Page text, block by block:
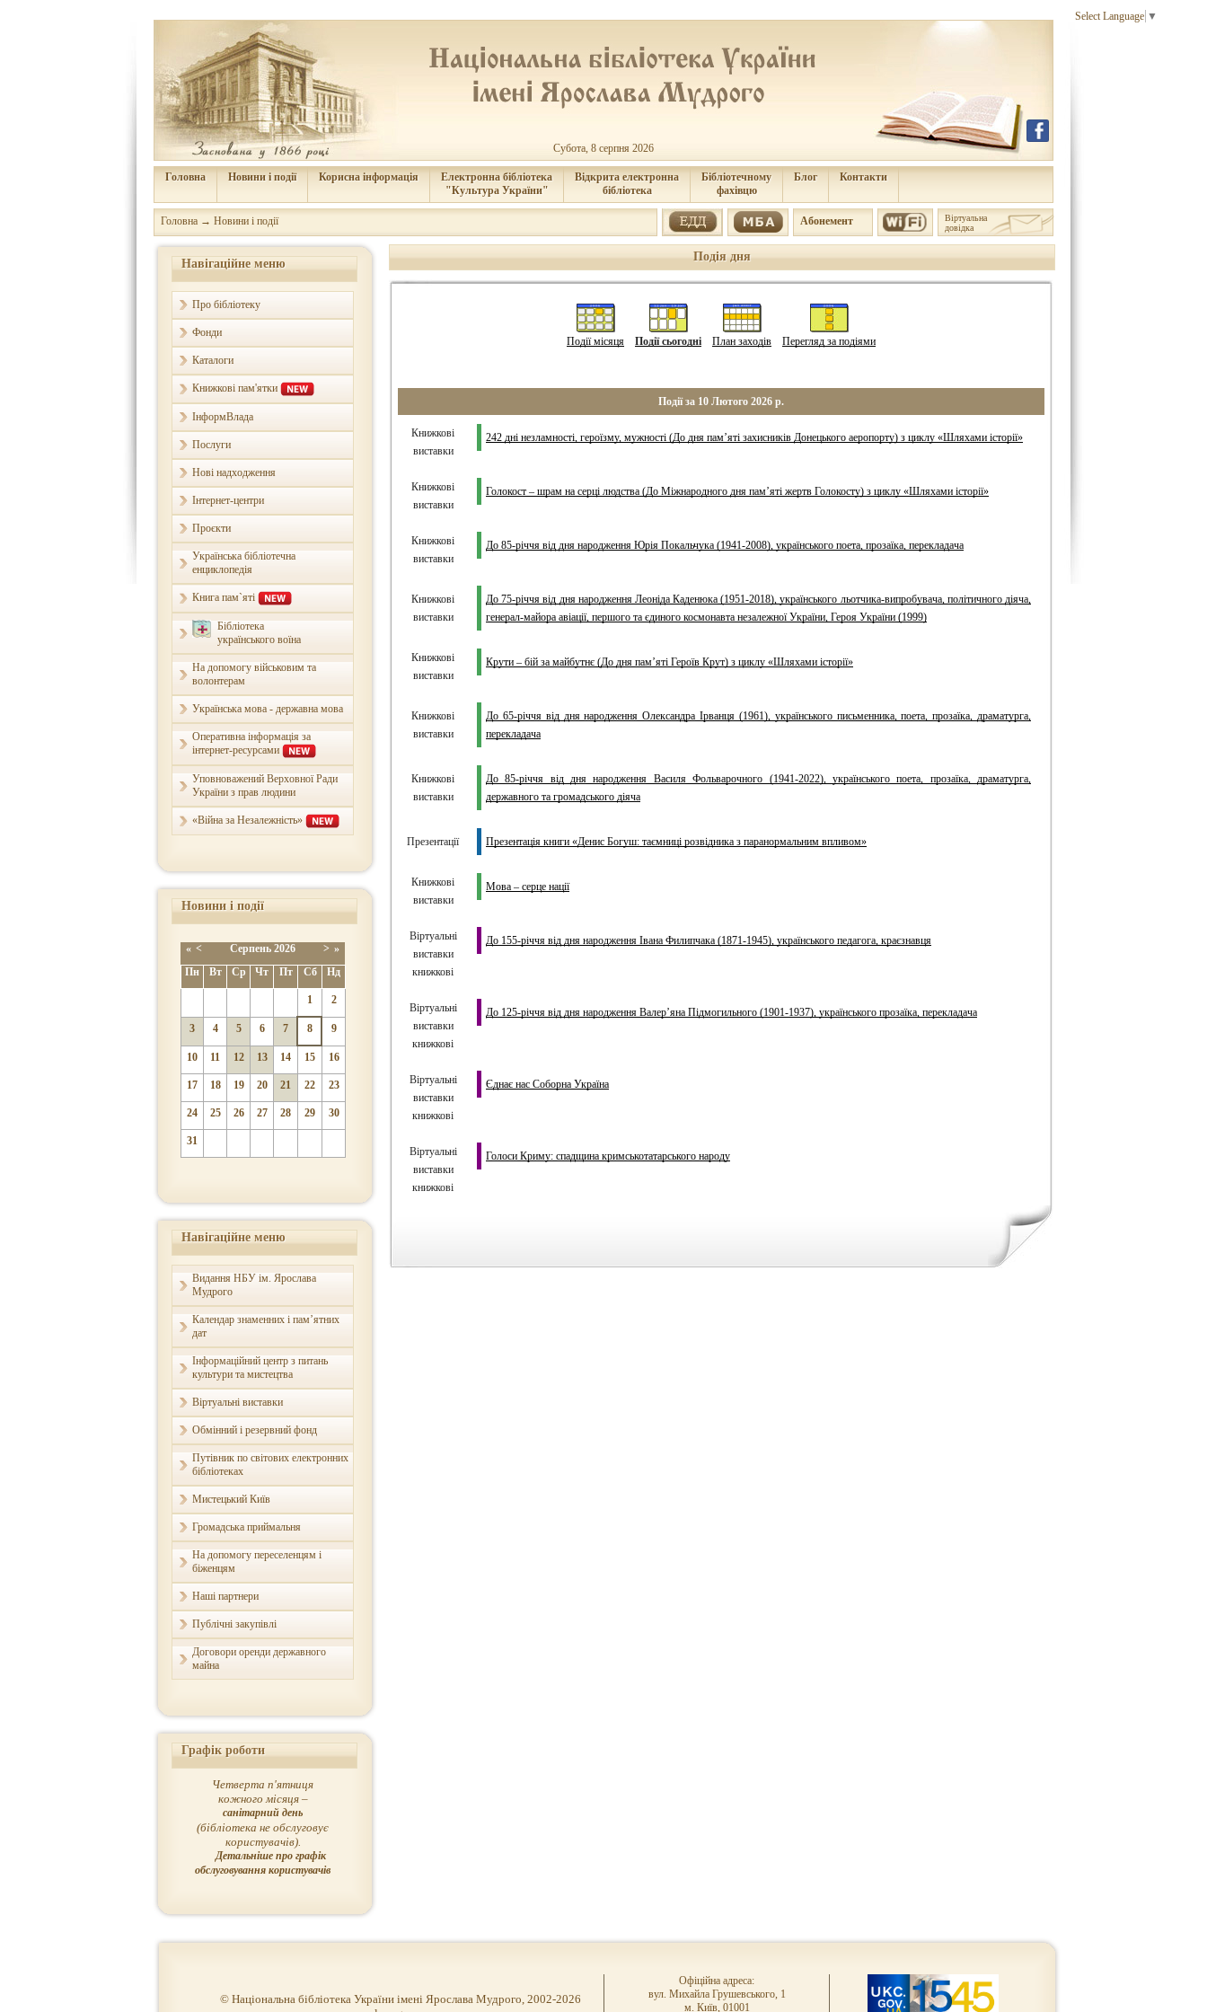
Select Language ▼
Субота, 8 серпня 2026
Головна Новини і події Корисна інформація
Електронна бібліотека
"Культура України"
Відкрита електронна
бібліотека
Бібліотечному
фахівцю
Блог Контакти
Головна → Новини і події Aбонемент
Віртуальна
довідка
Навігаційне меню
Про бібліотеку
Фонди
Каталоги
Книжкові пам'ятки
ІнформВлада
Послуги
Нові надходження
Інтернет-центри
Проєкти
Українська бібліотечна
енциклопедія
Книга пам`яті
Бібліотека
українського воїна
На допомогу військовим та
волонтерам
Українська мова - державна мова
Оперативна інформація за
інтернет-ресурсами
Уповноважений Верховної Ради
України з прав людини
«Війна за Незалежність»
Новини і події
« < Серпень2026 > »
Пн
Вт Ср Чт Пт Сб Нд
1 2
3 4 5 6 7 8 9
10 11 12 13 14 15 16
17 18 19 20 21 22 23
24 25 26 27 28 29 30
31
Навігаційне меню
Видання НБУ ім. Ярослава
Мудрого
Календар знаменних і пам’ятних
дат
Інформаційний центр з питань
культури та мистецтва
Віртуальні виставки
Обмінний і резервний фонд
Путівник по світових електронних
бібліотеках
Мистецький Київ
Громадська приймальня
На допомогу переселенцям і
біженцям
Наші партнери
Публічні закупівлі
Договори оренди державного
майна
Графік роботи
Четверта п'ятниця
кожного місяця –
санітарний день
(бібліотека не обслуговує
користувачів).
Детальніше про графік
обслуговування користувачів
Подія дня
Події місяця Події сьогодні План заходів Перегляд за подіями
Події за 10 Лютого 2026 р.
Книжкові
виставки
242 дні незламності, героїзму, мужності (До дня пам’яті захисників Донецького аеропорту) з циклу «Шляхами історії»
Книжкові
виставки
Голокост – шрам на серці людства (До Міжнародного дня пам’яті жертв Голокосту) з циклу «Шляхами історії»
Книжкові
виставки
До 85-річчя від дня народження Юрія Покальчука (1941-2008), українського поета, прозаїка, перекладача
Книжкові
виставки
До 75-річчя від дня народження Леоніда Каденюка (1951-2018), українського льотчика-випробувача, політичного діяча,
генерал-майора авіації, першого та єдиного космонавта незалежної України, Героя України (1999)
Книжкові
виставки
Крути – бій за майбутнє (До дня пам’яті Героїв Крут) з циклу «Шляхами історії»
Книжкові
виставки
До 65-річчя від дня народження Олександра Ірванця (1961), українського письменника, поета, прозаїка, драматурга,
перекладача
Книжкові
виставки
До 85-річчя від дня народження Василя Фольварочного (1941-2022), українського поета, прозаїка, драматурга,
державного та громадського діяча
Презентації Презентація книги «Денис Богуш: таємниці розвідника з паранормальним впливом»
Книжкові
виставки
Мова – серце нації
Віртуальні
виставки
книжкові
До 155-річчя від дня народження Івана Филипчака (1871-1945), українського педагога, краєзнавця
Віртуальні
виставки
книжкові
До 125-річчя від дня народження Валер’яна Підмогильного (1901-1937), українського прозаїка, перекладача
Віртуальні
виставки
книжкові
Єднає нас Соборна Україна
Віртуальні
виставки
книжкові
Голоси Криму: спадщина кримськотатарського народу
© Національна бібліотека України імені Ярослава Мудрого, 2002-2026
Офіційна адреса:
вул. Михайла Грушевського, 1
м. Київ, 01001